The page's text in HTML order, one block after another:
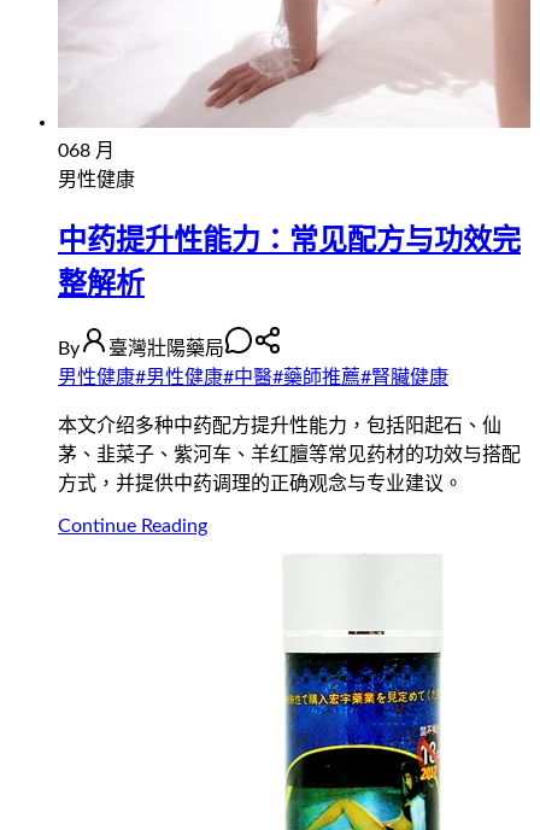
068 月
男性健康
中药提升性能力：常见配方与功效完
整解析
By
臺灣壯陽藥局
男性健康#男性健康#中醫#藥師推薦#腎臟健康
本文介绍多种中药配方提升性能力，包括阳起石、仙
茅、韭菜子、紫河车、羊红膻等常见药材的功效与搭配
方式，并提供中药调理的正确观念与专业建议。
Continue Reading